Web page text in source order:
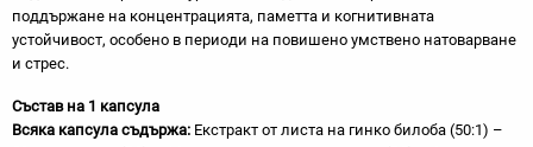
поддържане на концентрацията, паметта и когнитивната
устойчивост, особено в периоди на повишено умствено натоварване
и стрес.
Състав на 1 капсула
Всяка капсула съдържа: Екстракт от листа на гинко билоба (50:1) –